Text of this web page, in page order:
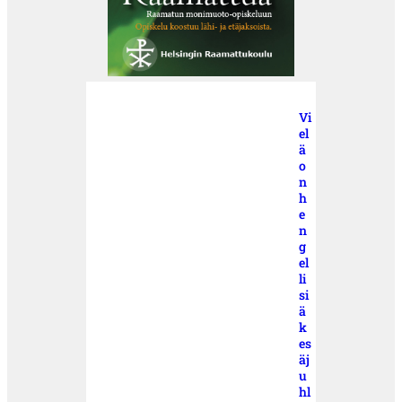
Vi
el
ä
o
n
h
e
n
g
el
li
si
ä
k
es
äj
u
hl